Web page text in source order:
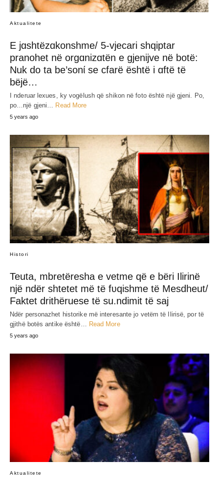
RELATED POST
A e dini se shqiptarët më 1831 e çliruan
Jerusalemin nga Izraeli/ Sollën barazi në
Dokumenti oficial nga shteti Gjerman:
Koha kur Shqiperia i jepte “borxhe” edhe
Gjermanisë